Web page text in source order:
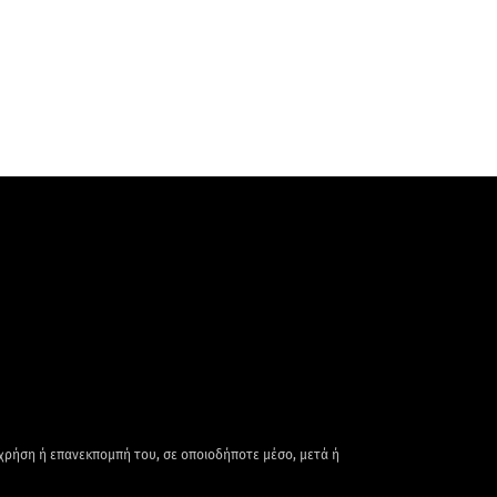
ή επανεκπομπή του, σε οποιοδήποτε μέσο, μετά ή